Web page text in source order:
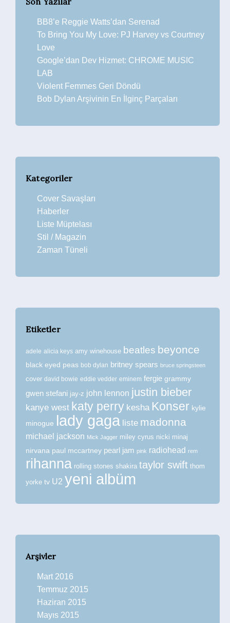
BB8’e Reggie Watts’dan Serenad
To Bring You My Love: PJ Harvey vs Courtney
Love
Google’dan Dev Hizmet: CHROME MUSIC
LAB
Violent Femmes Geri Döndü
Bob Dylan Arşivinin En İlginç Parçaları
Kategoriler
Cover Savaşları
Haberler
Liste Müptelası
Stil / Magazin
Zaman Tüneli
Etiketler
adele alicia keys amy winehouse beatles beyonce
black eyed peas bob dylan britney spears bruce springsteen
cover david bowie eddie vedder eminem fergie grammy
gwen stefani jay-z john lennon justin bieber
kanye west katy perry kesha Konser kylie
minogue lady gaga liste madonna
michael jackson Mick Jagger miley cyrus nicki minaj
nirvana paul mccartney pearl jam pink radiohead rem
rihanna rolling stones shakira taylor swift thom
yorke tv U2 yeni albüm
Arşivler
Mart 2016
Temmuz 2015
Haziran 2015
Mayıs 2015